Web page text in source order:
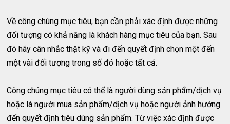
Về công chúng mục tiêu, bạn cần phải xác định được những
đối tượng có khả năng là khách hàng mục tiêu của bạn. Sau
đó hãy cân nhắc thật kỹ và đi đến quyết định chọn một đến
một vài đối tượng trong số đó hoặc tất cả.
Công chúng mục tiêu có thể là người dùng sản phẩm/dịch vụ
hoặc là người mua sản phẩm/dịch vụ hoặc người ảnh hướng
đến quyết định tiêu dùng sản phẩm. Từ việc xác định được